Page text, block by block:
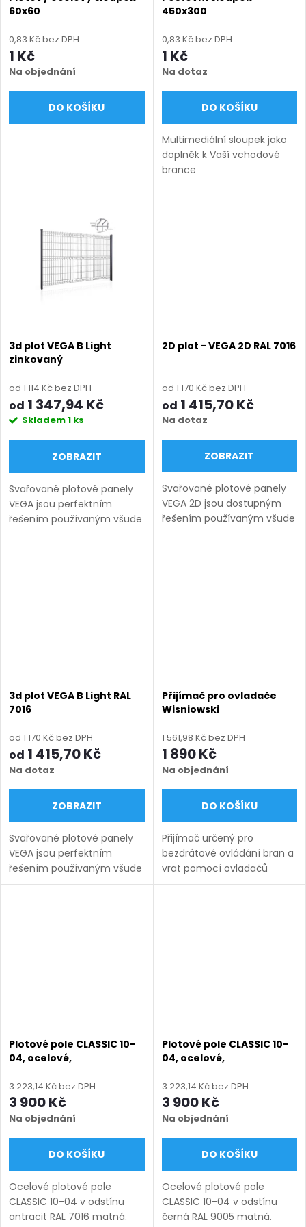
p
r
o
k
p
r
o
d
k
60x60
0,83 Kč bez DPH
1 Kč
Na objednání
DO KOŠÍKU
450x300
0,83 Kč bez DPH
1 Kč
Na dotaz
DO KOŠÍKU
Multimediální sloupek jako
doplněk k Vaší vchodové
brance
3d plot VEGA B Light
zinkovaný
od 1 114 Kč bez DPH
od 1 347,94 Kč
Skladem1 ks
ZOBRAZIT
Svařované plotové panely
VEGA jsou perfektním
řešením používaným všude
tam, kde záleží na odolnosti,
2D plot - VEGA 2D RAL 7016
od 1 170 Kč bez DPH
od 1 415,70 Kč
Na dotaz
ZOBRAZIT
Svařované plotové panely
VEGA 2D jsou dostupným
řešením používaným všude
tam, kde záleží na odolnosti,
3d plot VEGA B Light RAL
7016
od 1 170 Kč bez DPH
od 1 415,70 Kč
Na dotaz
ZOBRAZIT
Svařované plotové panely
VEGA jsou perfektním
řešením používaným všude
tam, kde záleží na odolnosti,
Přijímač pro ovladače
Wisniowski
1 561,98 Kč bez DPH
1 890 Kč
Na objednání
DO KOŠÍKU
Přijímač určený pro
bezdrátové ovládání bran a
vrat pomocí ovladačů
Wisniowski. Zajišťuje
Plotové pole CLASSIC 10-
04, ocelové,
(šířka 100–3300 mm,
výška 450–1950 mm),
antracit RAL 7016 matná
3 223,14 Kč bez DPH
3 900 Kč
Na objednání
DO KOŠÍKU
Ocelové plotové pole
CLASSIC 10-04 v odstínu
antracit RAL 7016 matná.
Plotové pole CLASSIC 10-
04, ocelové,
(šířka 100–3300 mm,
výška 450–1950 mm),
černá RAL 9005 matná
3 223,14 Kč bez DPH
3 900 Kč
Na objednání
DO KOŠÍKU
Ocelové plotové pole
CLASSIC 10-04 v odstínu
černá RAL 9005 matná.